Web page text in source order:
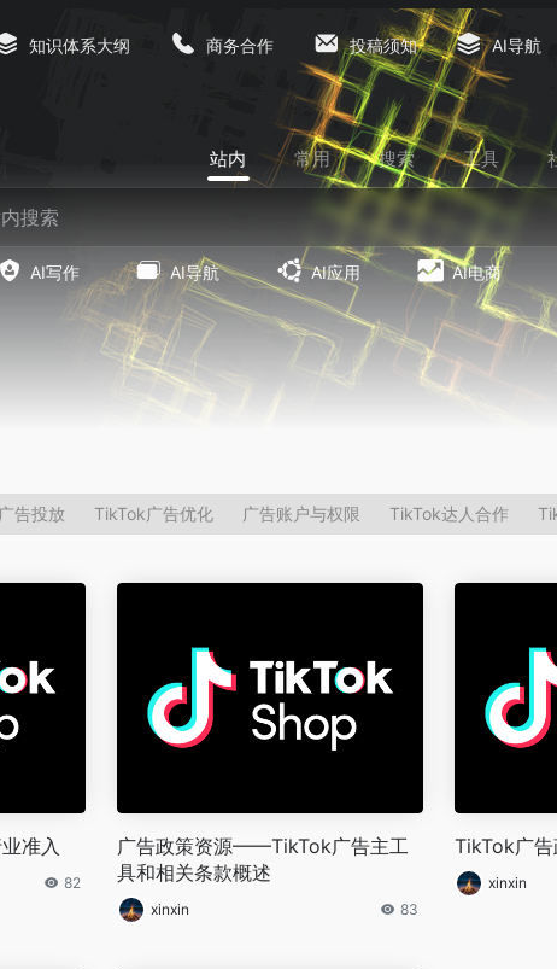
知识体系大纲 商务合作 投稿须知 AI导航
站内 常用 搜索 工具
AI写作 AI导航 AI应用 AI电商
告投放 TikTok广告优化 广告账户与权限 TikTok达人合作
准入
82
广告政策资源——TikTok广告主工
具和相关条款概述
xinxin 83
TikTok广
xinxin